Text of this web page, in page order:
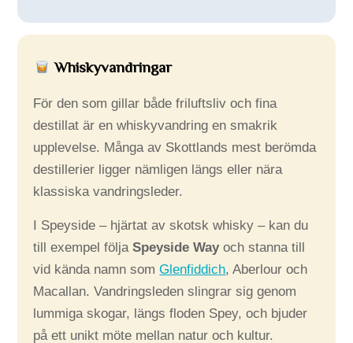
Whiskyvandringar
För den som gillar både friluftsliv och fina
destillat är en whiskyvandring en smakrik
upplevelse. Många av Skottlands mest berömda
destillerier ligger nämligen längs eller nära
klassiska vandringsleder.
I Speyside – hjärtat av skotsk whisky – kan du
till exempel följaSpeyside Wayoch stanna till
vid kända namn somGlenfiddich, Aberlour och
Macallan. Vandringsleden slingrar sig genom
lummiga skogar, längs floden Spey, och bjuder
på ett unikt möte mellan natur och kultur.